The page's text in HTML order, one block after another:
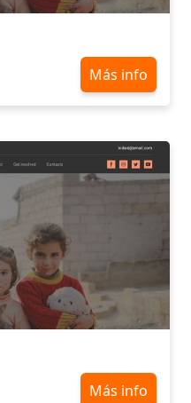
Más info
Más info